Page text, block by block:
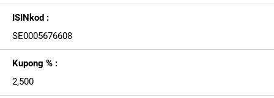
ISINkod :
SE0005676608
Kupong % :
2,500